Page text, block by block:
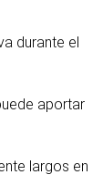
durante el
aportar
largos en